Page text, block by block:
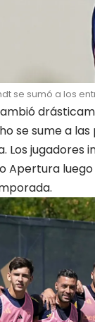
se sumó a los
se sume a
Los
Apertura